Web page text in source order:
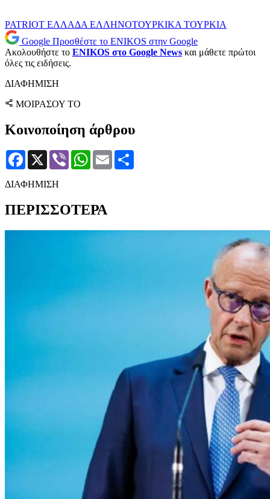
PATRIOT ΕΛΛΑΔΑ ΕΛΛΗΝΟΤΟΥΡΚΙΚΑ ΤΟΥΡΚΙΑ
Google Προσθέστε το ENIKOS στην Google
Ακολουθήστε το ENIKOS στο Google News και μάθετε πρώτοι
όλες τις ειδήσεις.
ΔΙΑΦΗΜΙΣΗ
ΜΟΙΡΑΣΟΥ ΤΟ
Κοινοποίηση άρθρου
Facebook
X Viber WhatsApp
Email
ΔΙΑΦΗΜΙΣΗ
ΠΕΡΙΣΣΟΤΕΡΑ